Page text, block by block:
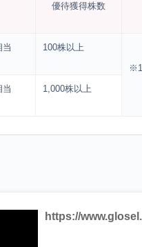
優待獲得株数
当
100株以上
当
1,000株以上
https://